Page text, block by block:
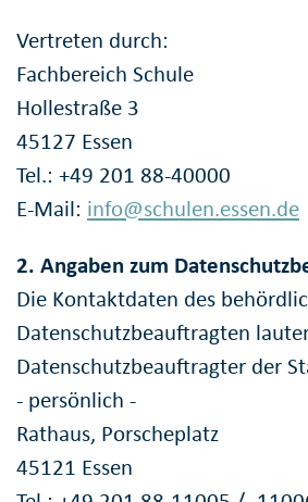
Vertreten durch:
Fachbereich Schule
Hollestraße 3
45127 Essen
Tel.: +49 201 88-40000
E-Mail: info@schulen.essen.de
2. Angaben zum
Die Kontaktdaten des
Datenschutzbeauftragten
Datenschutzbeauftragter der
- persönlich -
Rathaus, Porscheplatz
45121 Essen